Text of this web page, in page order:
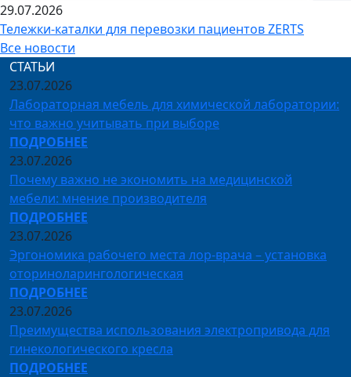
29.07.2026
Тележки-каталки для перевозки пациентов ZERTS
Все новости
СТАТЬИ
23.07.2026
Лабораторная мебель для химической лаборатории:
что важно учитывать при выборе
ПОДРОБНЕЕ
23.07.2026
Почему важно не экономить на медицинской
мебели: мнение производителя
ПОДРОБНЕЕ
23.07.2026
Эргономика рабочего места лор-врача – установка
оториноларингологическая
ПОДРОБНЕЕ
23.07.2026
Преимущества использования электропривода для
гинекологического кресла
ПОДРОБНЕЕ